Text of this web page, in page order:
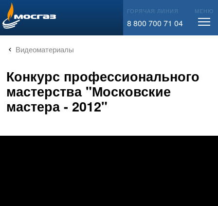
info@mos-gaz.ru ГОРЯЧАЯ ЛИНИЯ
8 800 700 71 04
МЕНЮ
Видеоматериалы
Конкурс профессионального
мастерства "Московские
мастера - 2012"